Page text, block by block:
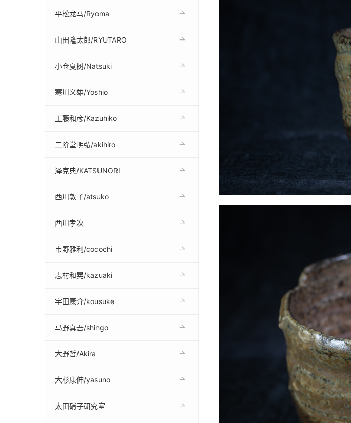
平松龙马/Ryoma
山田隆太郎/RYUTARO
小仓夏树/Natsuki
寒川义雄/Yoshio
工藤和彦/Kazuhiko
二阶堂明弘/akihiro
泽克典/KATSUNORI
西川敦子/atsuko
西川孝次
市野雅利/cocochi
志村和晃/kazuaki
宇田康介/kousuke
马野真吾/shingo
大野哲/Akira
大杉康伸/yasuno
太田硝子研究室